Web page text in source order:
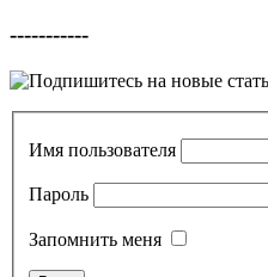
-----------
Имя пользователя
Пароль
Запомнить меня